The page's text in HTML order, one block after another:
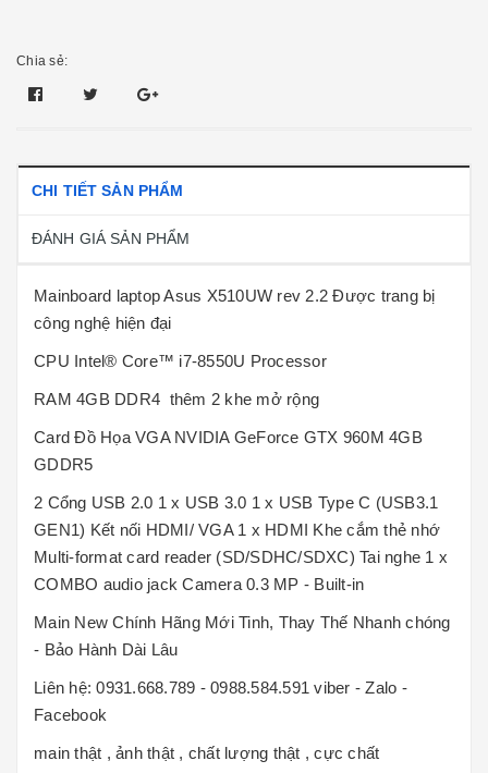
Chia sẻ:
CHI TIẾT SẢN PHẨM
ĐÁNH GIÁ SẢN PHẨM
Mainboard laptop Asus X510UW rev 2.2 Được trang bị
công nghệ hiện đại
CPU Intel® Core™ i7-8550U Processor
RAM 4GB DDR4 thêm 2 khe mở rộng
Card Đồ Họa VGA NVIDIA GeForce GTX 960M 4GB
GDDR5
2 Cổng USB 2.0 1 x USB 3.0 1 x USB Type C (USB3.1
GEN1) Kết nối HDMI/ VGA 1 x HDMI Khe cắm thẻ nhớ
Multi-format card reader (SD/SDHC/SDXC) Tai nghe 1 x
COMBO audio jack Camera 0.3 MP - Built-in
Main New Chính Hãng Mới Tinh, Thay Thế Nhanh chóng
- Bảo Hành Dài Lâu
Liên hệ: 0931.668.789 - 0988.584.591 viber - Zalo -
Facebook
main thật , ảnh thật , chất lượng thật , cực chất